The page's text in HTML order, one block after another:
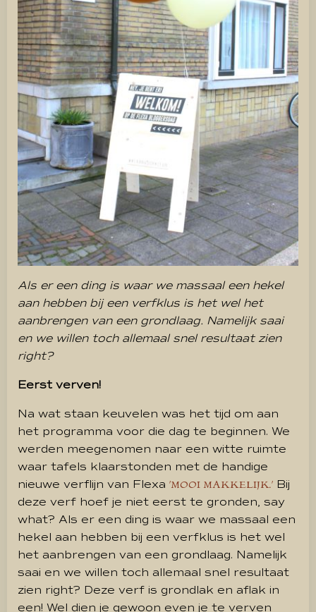
Als er een ding is waar we massaal een hekel
aan hebben bij een verfklus is het wel het
aanbrengen van een grondlaag. Namelijk saai
en we willen toch allemaal snel resultaat zien
right?
Eerst verven!
Na wat staan keuvelen was het tijd om aan
het programma voor die dag te beginnen. We
werden meegenomen naar een witte ruimte
waar tafels klaarstonden met de handige
nieuwe verflijn van Flexa ‘MOOI MAKKELIJK.’ Bij
deze verf hoef je niet eerst te gronden, say
what? Als er een ding is waar we massaal een
hekel aan hebben bij een verfklus is het wel
het aanbrengen van een grondlaag. Namelijk
saai en we willen toch allemaal snel resultaat
zien right? Deze verf is grondlak en aflak in
een! Wel dien je gewoon even je te verven